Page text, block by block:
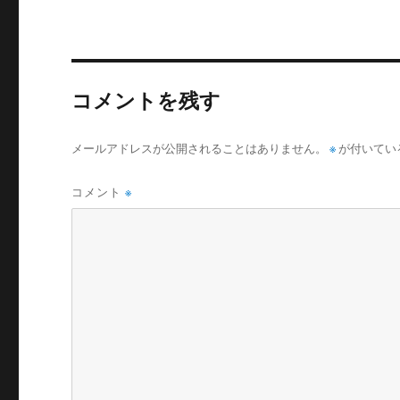
コメントを残す
メールアドレスが公開されることはありません。 ※ が付いて
コメント※